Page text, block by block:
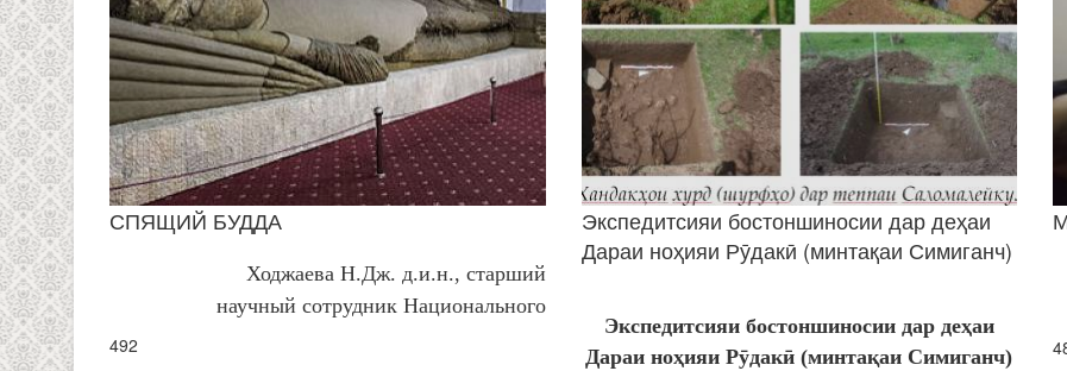
СПЯЩИЙ БУДДА
Ходжаева Н.Дж. д.и.н., старший
научный сотрудник Национального
492
Экспедитсияи бостоншиносии дар деҳаи
Дараи ноҳияи Рӯдакӣ (минтақаи Симиганч)
Экспедитсияи бостоншиносии дар деҳаи
Дараи ноҳияи Рӯдакӣ (минтақаи Симиганч)